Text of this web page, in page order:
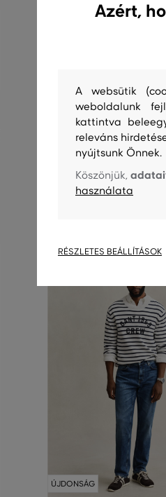
FARMER GANT REGULAR
Elérhető méretek:
ÚJDONSÁG
Azért,
A websütik
weboldalunk
kattintva
releváns
nyújtsunk Önnek.
Köszönjük,
használata
RÉSZLETES BEÁLLÍTÁSOK